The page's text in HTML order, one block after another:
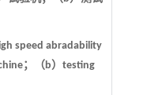
speed abradability
；（b）testing